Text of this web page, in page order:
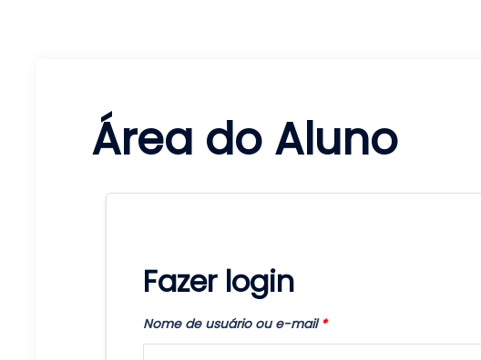
Área do Aluno
Fazer login
Nome de usuário ou e-mail*